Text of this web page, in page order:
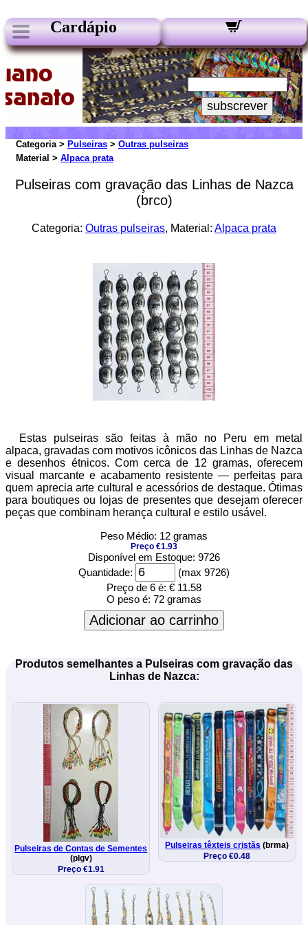
Cardápio
Nossos Boletins:
Seu e-mail:
subscrever
Categoria > Pulseiras > Outras pulseiras
Material > Alpaca prata
Pulseiras com gravação das Linhas de Nazca
(brco)
Categoria: Outras pulseiras, Material: Alpaca prata
Estas pulseiras são feitas à mão no Peru em metal
alpaca, gravadas com motivos icônicos das Linhas de Nazca
e desenhos étnicos. Com cerca de 12 gramas, oferecem
visual marcante e acabamento resistente — perfeitas para
quem aprecia arte cultural e acessórios de destaque. Ótimas
para boutiques ou lojas de presentes que desejam oferecer
peças que combinam herança cultural e estilo usável.
Peso Médio: 12 gramas
Preço €1.93
Disponível em Estoque: 9726
Quantidade:
(max 9726)
Preço de 6 é: € 11.58
O peso é: 72 gramas
Adicionar ao carrinho
Produtos semelhantes a Pulseiras com gravação das
Linhas de Nazca:
Pulseiras de Contas de Sementes
(plgv)
Preço €1.91
Pulseiras têxteis cristãs (brma)
Preço €0.48